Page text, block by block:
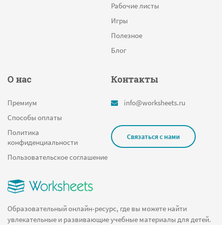
Способы сложения и вычитания
На пальцах
Медитативная раскраска
Мифические существа
Данько
Орфограмма
Проверочная игра
День матери
Образовательный онлайн-ресурс, где вы можете найти
увлекательные и развивающие учебные материалы для детей.
Рабочие листы
Игры
Полезное
Блог
О нас
Премиум
Способы оплаты
Политика
конфиденциальности
Пользовательское соглашение
Контакты
info@worksheets.ru
Связаться с нами